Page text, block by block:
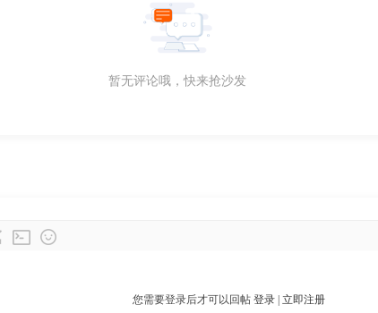
暂无评论哦，快来抢沙发
您需要登录后才可以回帖 登录 立即注册